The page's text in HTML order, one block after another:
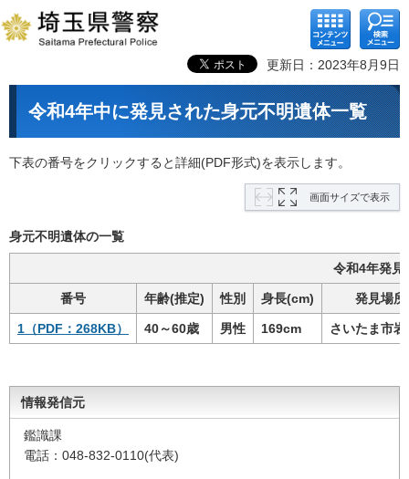
コンテ
ンツメ
ニュー
検索メ
ニュー
更新日：2023年8月9日
令和4年中に発見された身元不明遺体一覧
下表の番号をクリックすると詳細(PDF形式)を表示します。
画面サイズで表示
身元不明遺体の一覧
令和4年発見
番号 年齢(推定) 性別 身長(cm) 発見場所
1（PDF：268KB） 40～60歳 男性 169cm さいたま市
情報発信元
鑑識課
電話：048-832-0110(代表)